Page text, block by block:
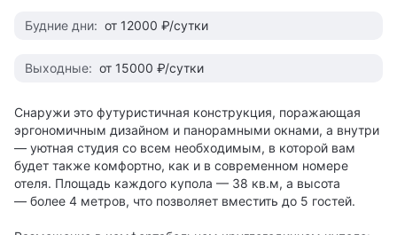
• чайник;
• посуда;
— перед окном 2 уютных кресла, одно из которых может
быть разложено в кровать;
— торшер;
— журнальный столик;
— шкаф для одежды;
Будние дни: от 12000 ₽/сутки
Выходные: от 15000 ₽/сутки
Снаружи это футуристичная конструкция, поражающая
эргономичным дизайном и панорамными окнами, а внутри
— уютная студия со всем необходимым, в которой вам
будет также комфортно, как и в современном номере
отеля. Площадь каждого купола — 38 кв.м, а высота
— более 4 метров, что позволяет вместить до 5 гостей.